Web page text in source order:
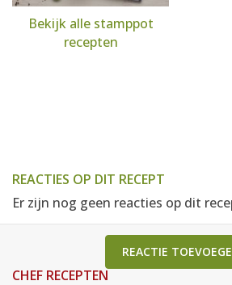
Bekijk alle stamppot
recepten
REACTIES OP DIT RECEPT
Er zijn nog geen reacties op dit
REACTIE
CHEF RECEPTEN